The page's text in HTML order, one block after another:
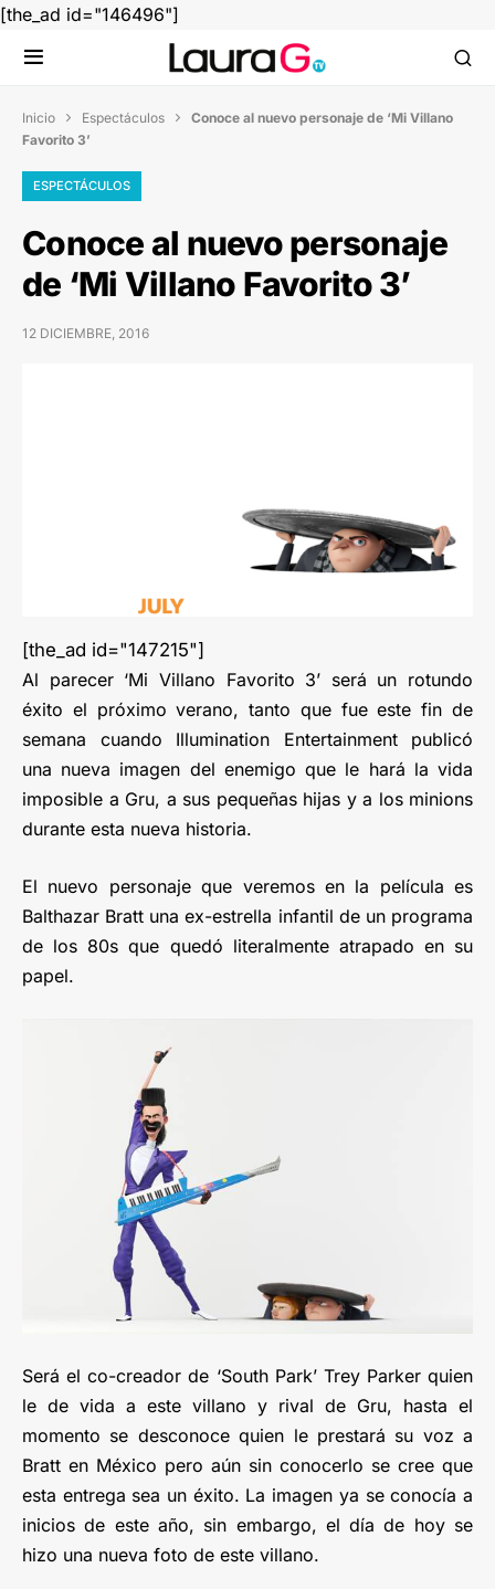
[the_ad id="146496"]
Inicio  Espectáculos  Conoce al nuevo personaje de ‘Mi Villano
Favorito 3’
ESPECTÁCULOS
Conoce al nuevo personaje
de ‘Mi Villano Favorito 3’
12 DICIEMBRE, 2016
[the_ad id="147215"]
Al parecer ‘Mi Villano Favorito 3’ será un rotundo
éxito el próximo verano, tanto que fue este fin de
semana cuando Illumination Entertainment publicó
una nueva imagen del enemigo que le hará la vida
imposible a Gru, a sus pequeñas hijas y a los minions
durante esta nueva historia.
El nuevo personaje que veremos en la película es
Balthazar Bratt una ex-estrella infantil de un programa
de los 80s que quedó literalmente atrapado en su
papel.
Será el co-creador de ‘South Park’ Trey Parker quien
le de vida a este villano y rival de Gru, hasta el
momento se desconoce quien le prestará su voz a
Bratt en México pero aún sin conocerlo se cree que
esta entrega sea un éxito. La imagen ya se conocía a
inicios de este año, sin embargo, el día de hoy se
hizo una nueva foto de este villano.